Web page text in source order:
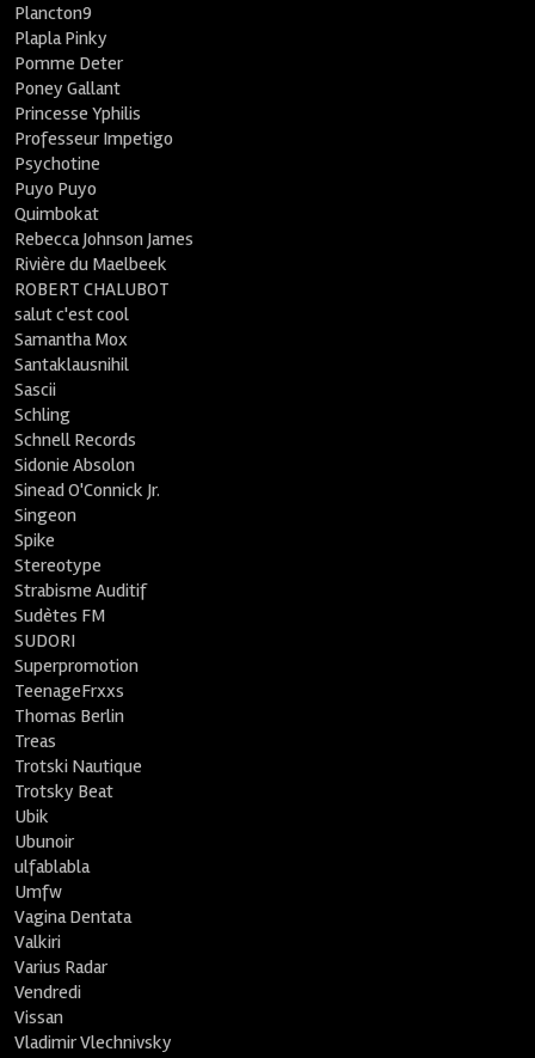
Plancton9
Plapla Pinky
Pomme Deter
Poney Gallant
Princesse Yphilis
Professeur Impetigo
Psychotine
Puyo Puyo
Quimbokat
Rebecca Johnson James
Rivière du Maelbeek
ROBERT CHALUBOT
salut c'est cool
Samantha Mox
Santaklausnihil
Sascii
Schling
Schnell Records
Sidonie Absolon
Sinead O'Connick Jr.
Singeon
Spike
Stereotype
Strabisme Auditif
Sudètes FM
SUDORI
Superpromotion
TeenageFrxxs
Thomas Berlin
Treas
Trotski Nautique
Trotsky Beat
Ubik
Ubunoir
ulfablabla
Umfw
Vagina Dentata
Valkiri
Varius Radar
Vendredi
Vissan
Vladimir Vlechnivsky